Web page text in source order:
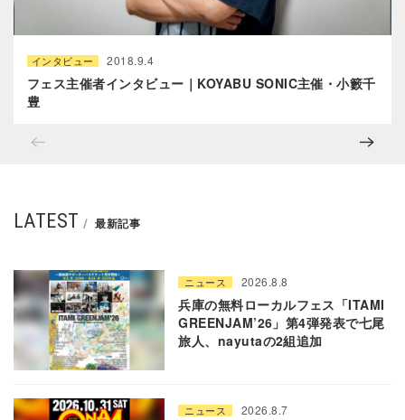
インタビュー 2018.9.4
フェス主催者インタビュー｜KOYABU SONIC主催・小籔千
豊
LATEST 最新記事
ニュース 2026.8.8
兵庫の無料ローカルフェス「ITAMI
GREENJAM’26」第4弾発表で七尾
旅人、nayutaの2組追加
ニュース 2026.8.7